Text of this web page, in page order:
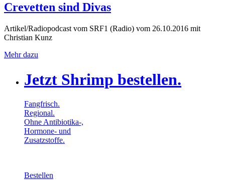
Crevetten sind Divas
Artikel/Radiopodcast vom SRF1 (Radio) vom 26.10.2016 mit
Christian Kunz
Mehr dazu
Jetzt Shrimp bestellen.
Fangfrisch.
Regional.
Ohne Antibiotika-,
Hormone- und
Zusatzstoffe.
Bestellen